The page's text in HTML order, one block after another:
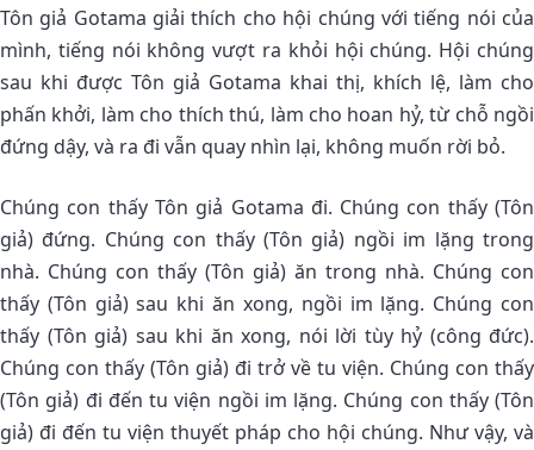
Tôn giả Gotama giải thích cho hội chúng với tiếng nói của
mình, tiếng nói không vượt ra khỏi hội chúng. Hội chúng
sau khi được Tôn giả Gotama khai thị, khích lệ, làm cho
phấn khởi, làm cho thích thú, làm cho hoan hỷ, từ chỗ ngồi
đứng dậy, và ra đi vẫn quay nhìn lại, không muốn rời bỏ.
Chúng con thấy Tôn giả Gotama đi. Chúng con thấy (Tôn
giả) đứng. Chúng con thấy (Tôn giả) ngồi im lặng trong
nhà. Chúng con thấy (Tôn giả) ăn trong nhà. Chúng con
thấy (Tôn giả) sau khi ăn xong, ngồi im lặng. Chúng con
thấy (Tôn giả) sau khi ăn xong, nói lời tùy hỷ (công đức).
Chúng con thấy (Tôn giả) đi trở về tu viện. Chúng con thấy
(Tôn giả) đi đến tu viện ngồi im lặng. Chúng con thấy (Tôn
giả) đi đến tu viện thuyết pháp cho hội chúng. Như vậy, và